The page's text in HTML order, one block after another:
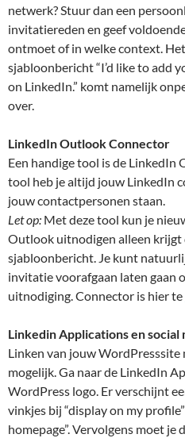
netwerk? Stuur dan een
invitatiereden en geef
ontmoet of in welke context.
sjabloonbericht “I’d like to add
on LinkedIn.” komt namelijk
over.
LinkedIn Outlook Connector
Een handige tool is de
tool heb je altijd jouw LinkedIn
jouw contactpersonen staan.
Let op: Met deze tool kun je
Outlook uitnodigen alleen krijgt
sjabloonbericht. Je kunt
invitatie voorafgaan laten gaan
uitnodiging. Connector is hier te
Linkedin Applications en social
Linken van jouw WordPresssite
mogelijk. Ga naar de LinkedIn
WordPress logo. Er verschijnt
vinkjes bij “display on my
homepage”. Vervolgens moet je